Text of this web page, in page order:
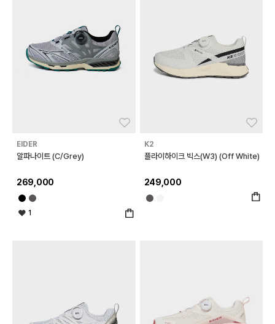
EIDER
알파나이트 (C/Grey)
269,000
1
K2
플라이하이크 빅스(W3) (Off White)
249,000